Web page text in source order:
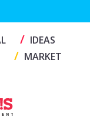
/ IDEAS
/ MARKET